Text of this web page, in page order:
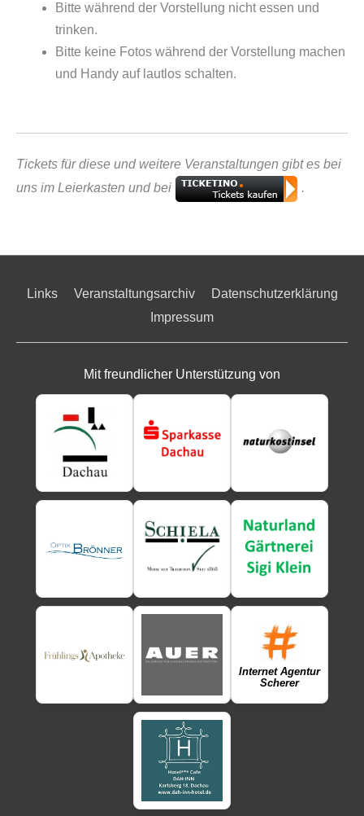
Bitte während der Vorstellung nicht essen und
trinken.
Bitte keine Fotos während der Vorstellung machen
und Handy auf lautlos schalten.
Tickets für diese und weitere Veranstaltungen gibt es bei
uns im Leierkasten und bei
.
Links Veranstaltungsarchiv
Datenschutzerklärung
Impressum
Mit freundlicher Unterstützung von
Internet Agentur
Scherer